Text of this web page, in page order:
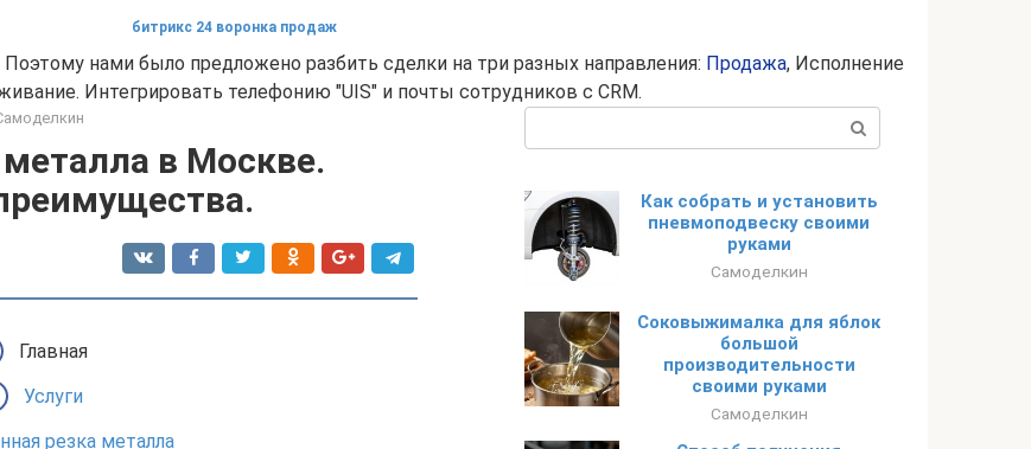
битрикс 24 воронка продаж
нами было предложено разбить сделки на три разных направления: Продажа, Исполнение
Интегрировать телефонию "UIS" и почты сотрудников с CRM.
в Москве.
Главная
Услуги
резка металла
Как собрать и установить
пневмоподвеску своими
руками
Самоделкин
Соковыжималка для яблок
большой
производительности
своими руками
Самоделкин